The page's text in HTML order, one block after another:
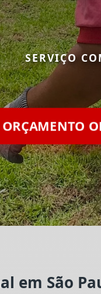
SERVIÇO
ORÇAMENTO
em São